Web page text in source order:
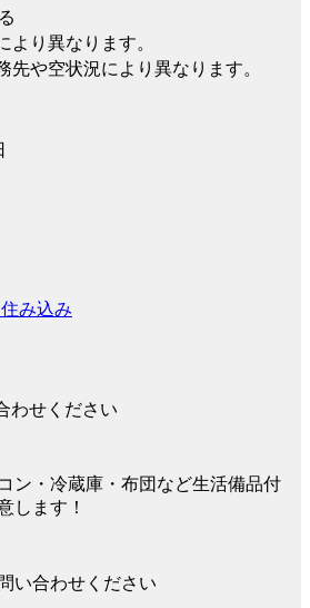
り異なります。
や空状況により異なります。
み込み
わせください
ン・冷蔵庫・布団など生活備品付
します！
い合わせください